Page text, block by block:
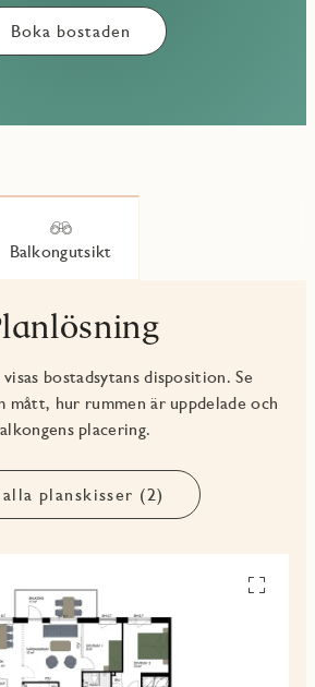
Boka bostaden
Balkongutsikt
bostadsytans disposition. Se
mått, hur rummen är uppdelade och
placering.
alla planskisser (2)
Se